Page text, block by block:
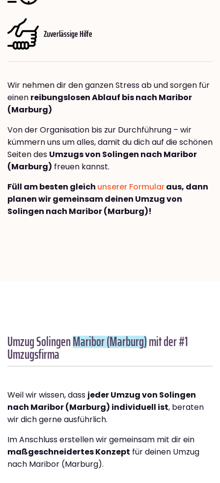
Zuverlässige Hilfe
Wir nehmen dir den ganzen Stress ab und sorgen für
einen reibungslosen Ablauf bis nach Maribor
(Marburg)
Von der Organisation bis zur Durchführung – wir
kümmern uns um alles, damit du dich auf die schönen
Seiten des Umzugs von Solingen nach Maribor
(Marburg) freuen kannst.
Füll am besten gleich unserer Formularaus, dann
planen wir gemeinsam deinen Umzug von
Solingen nach Maribor (Marburg)!
Umzug SolingenMaribor (Marburg)mit der #1
Umzugsfirma
Weil wir wissen, dass jeder Umzug von Solingen
nach Maribor (Marburg) individuell ist, beraten
wir dich gerne ausführlich.
Im Anschluss erstellen wir gemeinsam mit dir ein
maßgeschneidertes Konzept für deinen Umzug
nach Maribor (Marburg).